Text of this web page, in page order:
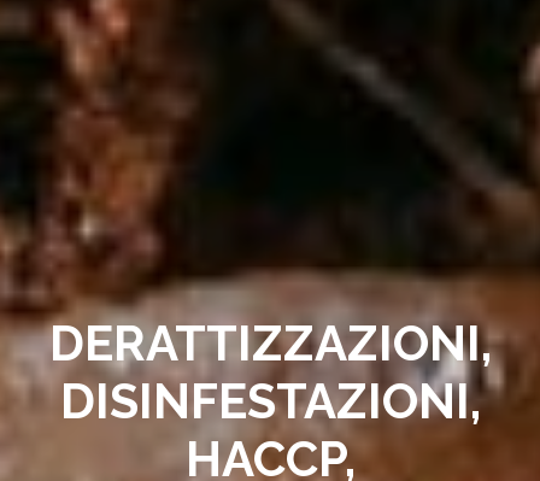
DERATTIZZAZIONI,
DISINFESTAZIONI,
HACCP,